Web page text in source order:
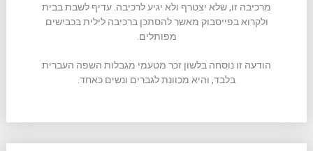
מרכיבה זו, שלא יצטרף ולא יגיע לרכיבה. עדיף לשבת בבית
ולקרוא בפייסבוק מאשר להסתכן ברכיבה לילית בכבישים
מפותלים.
הודעה זו נוסחה בלשון זכר מטעמי מגבלות השפה העברית
בלבד, והיא מכוונת לגברים ונשים כאחד.